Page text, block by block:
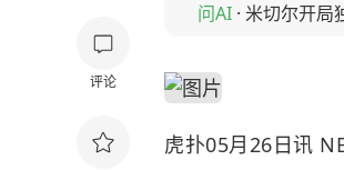
评论
问AI · 米切尔开局
虎扑05月26日讯